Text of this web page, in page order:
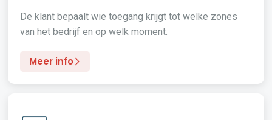
De klant bepaalt wie toegang krijgt tot welke zones
van het bedrijf en op welk moment.
Meer info